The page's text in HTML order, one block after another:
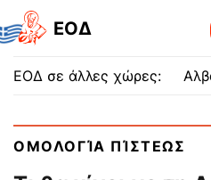
EOΔ
ΕΟΔ σε άλλες χώρες:
ΟΜΟΛΟΓΊΑ ΠΊΣΤΕΩΣ